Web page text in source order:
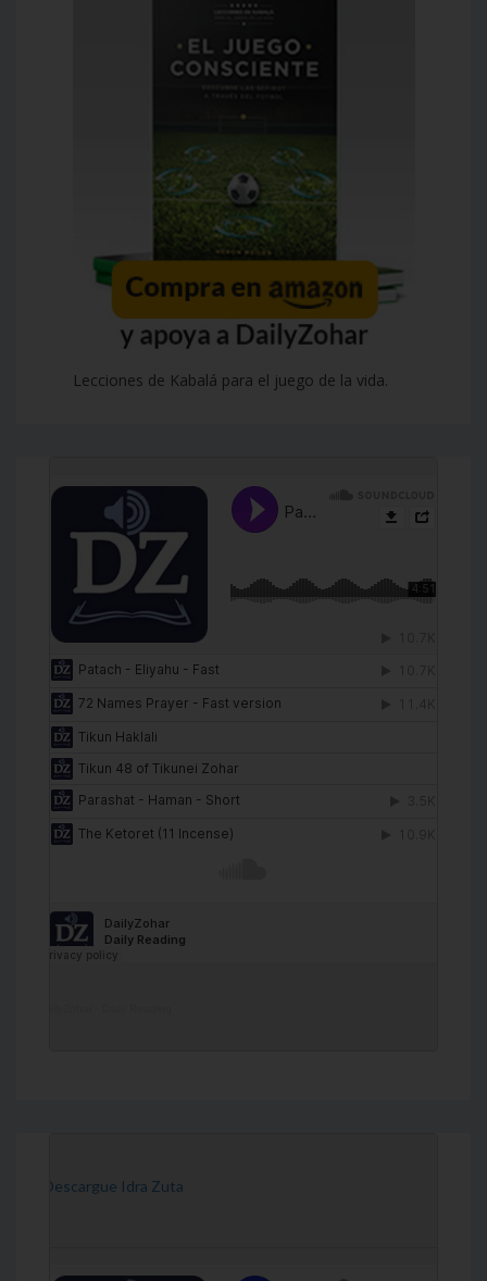
Lecciones de Kabalá para el juego de la vida.
[Descargue Idra Zuta